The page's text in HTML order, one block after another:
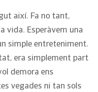
així. Fa no tant,
vida. Esperàvem una
simple entreteniment.
era simplement part
demora ens
vegades ni tan sols